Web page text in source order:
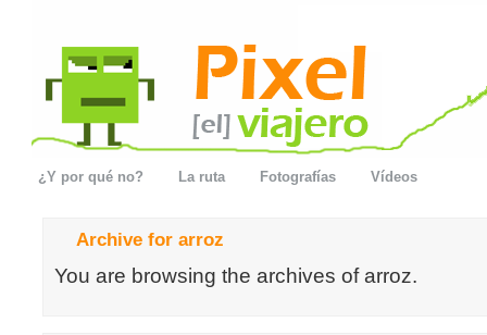
¿Y por qué no? La ruta Fotografías Vídeos
Archive for arroz
You are browsing the archives of arroz.